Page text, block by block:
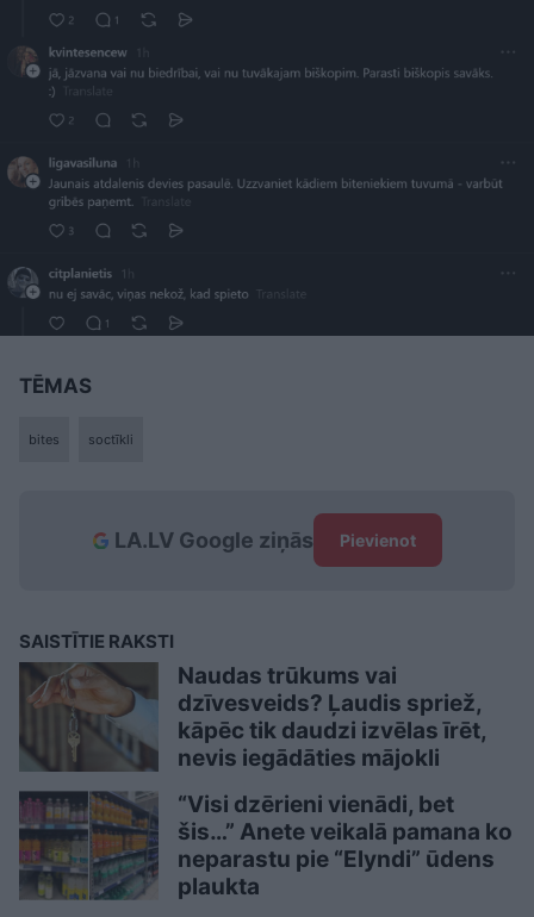
TĒMAS
bites soctīkli
LA.LV Google ziņās Pievienot
SAISTĪTIE RAKSTI
Naudas trūkums vai
dzīvesveids? Ļaudis spriež,
kāpēc tik daudzi izvēlas īrēt,
nevis iegādāties mājokli
“Visi dzērieni vienādi, bet
šis…” Anete veikalā pamana ko
neparastu pie “Elyndi” ūdens
plaukta